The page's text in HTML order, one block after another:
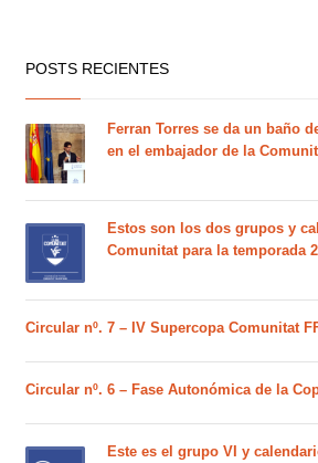
POSTS RECIENTES
Ferran Torres se da un baño
en el embajador de la
Estos son los dos grupos y
Comunitat para la temporada
Circular nº. 7 – IV Supercopa Comunitat
Circular nº. 6 – Fase Autonómica de la
Este es el grupo VI y